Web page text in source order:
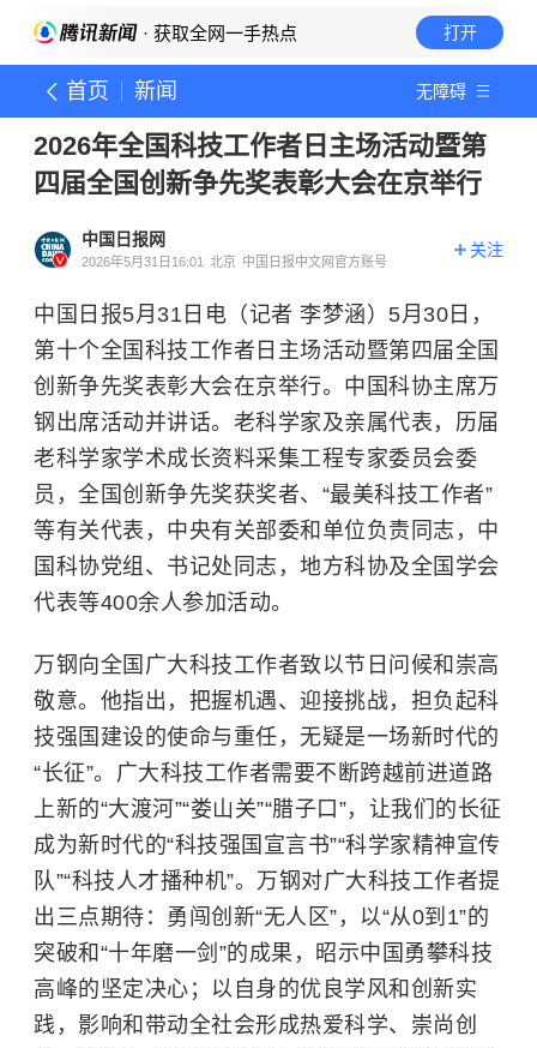
· 获取全网一手热点 打开
首页 新闻 无障碍
2026年全国科技工作者日主场活动暨第
四届全国创新争先奖表彰大会在京举行
中国日报网
2026年5月31日16:01 北京 中国日报中文网官方账号
关注
中国日报5月31日电（记者 李梦涵）5月30日，
第十个全国科技工作者日主场活动暨第四届全国
创新争先奖表彰大会在京举行。中国科协主席万
钢出席活动并讲话。老科学家及亲属代表，历届
老科学家学术成长资料采集工程专家委员会委
员，全国创新争先奖获奖者、“最美科技工作者”
等有关代表，中央有关部委和单位负责同志，中
国科协党组、书记处同志，地方科协及全国学会
代表等400余人参加活动。
万钢向全国广大科技工作者致以节日问候和崇高
敬意。他指出，把握机遇、迎接挑战，担负起科
技强国建设的使命与重任，无疑是一场新时代的
“长征”。广大科技工作者需要不断跨越前进道路
上新的“大渡河”“娄山关”“腊子口”，让我们的长征
成为新时代的“科技强国宣言书”“科学家精神宣传
队”“科技人才播种机”。万钢对广大科技工作者提
出三点期待：勇闯创新“无人区”，以“从0到1”的
突破和“十年磨一剑”的成果，昭示中国勇攀科技
高峰的坚定决心；以自身的优良学风和创新实
践，影响和带动全社会形成热爱科学、崇尚创